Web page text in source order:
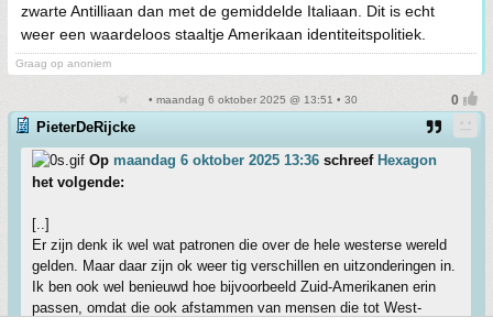
zwarte Antilliaan dan met de gemiddelde Italiaan. Dit is echt
weer een waardeloos staaltje Amerikaan identiteitspolitiek.
Graag op anoniem
• maandag 6 oktober 2025 @ 13:51 • 30
PieterDeRijcke
Op maandag 6 oktober 2025 13:36 schreef Hexagon
het volgende:
[..]
Er zijn denk ik wel wat patronen die over de hele westerse wereld
gelden. Maar daar zijn ok weer tig verschillen en uitzonderingen in.
Ik ben ook wel benieuwd hoe bijvoorbeeld Zuid-Amerikanen erin
passen, omdat die ook afstammen van mensen die tot West-